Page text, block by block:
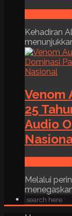
Kehadiran
Venom
25
Audio
Melalui